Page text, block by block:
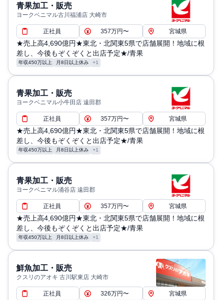
青果加工・販売
ヨークベニマル古川福浦店 大崎市
正社員 357万円〜 宮城県
★売上高4,690億円★東北・北関東5県で店舗展開！地域に根
差し、今後もぞくぞくと出店予定★/青果
年収450万以上 月8日以上休み +1
青果加工・販売
ヨークベニマル小牛田店 遠田郡
正社員 357万円〜 宮城県
★売上高4,690億円★東北・北関東5県で店舗展開！地域に根
差し、今後もぞくぞくと出店予定★/青果
年収450万以上 月8日以上休み +1
青果加工・販売
ヨークベニマル涌谷店 遠田郡
正社員 357万円〜 宮城県
★売上高4,690億円★東北・北関東5県で店舗展開！地域に根
差し、今後もぞくぞくと出店予定★/青果
年収450万以上 月8日以上休み +1
鮮魚加工・販売
クスリのアオキ 古川駅東店 大崎市
正社員 326万円〜 宮城県